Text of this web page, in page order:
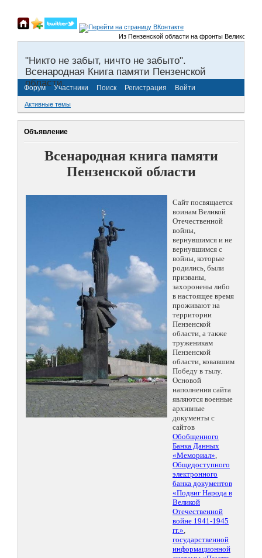
Из Пензенской области на фронты Великой
"Никто не забыт, ничто не забыто".
Всенародная Книга памяти Пензенской
области.
Форум Участники Поиск Регистрация Войти
Активные темы
Объявление
Всенародная книга памяти
Пензенской области
Сайт посвящается
воинам Великой
Отечественной
войны,
вернувшимся и не
вернувшимся с
войны, которые
родились, были
призваны,
захоронены либо
в настоящее время
проживают на
территории
Пензенской
области, а также
труженикам
Пензенской
области, ковавшим
Победу в тылу.
Основой
наполнения сайта
являются военные
архивные
документы с
сайтов
Обобщенного
Банка Данных
«Мемориал»,
Общедоступного
электронного
банка документов
«Подвиг Народа в
Великой
Отечественной
войне 1941-1945
гг.»,
государственной
информационной